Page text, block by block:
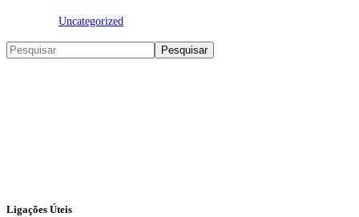
Uncategorized
Search Pesquisar
Ligações Úteis